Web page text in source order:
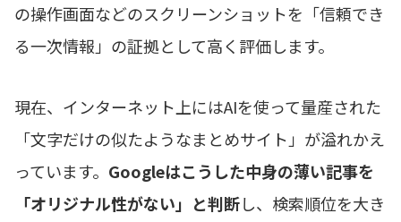
の操作画面などのスクリーンショットを「信頼でき
る一次情報」の証拠として高く評価します。
現在、インターネット上にはAIを使って量産された
「文字だけの似たようなまとめサイト」が溢れかえ
っています。 Googleはこうした中身の薄い記事を
「オリジナル性がない」と判断し、検索順位を大き